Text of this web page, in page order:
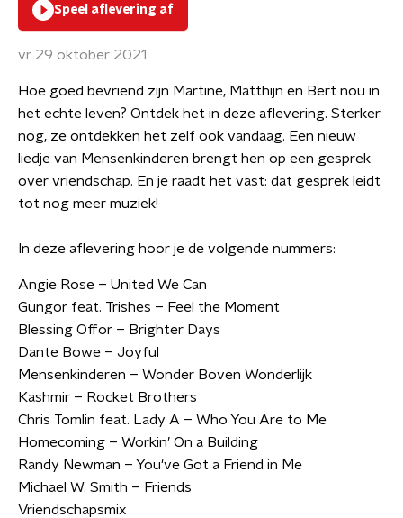
Speel aflevering af
vr 29 oktober 2021
Hoe goed bevriend zijn Martine, Matthijn en Bert nou in
het echte leven? Ontdek het in deze aflevering. Sterker
nog, ze ontdekken het zelf ook vandaag. Een nieuw
liedje van Mensenkinderen brengt hen op een gesprek
over vriendschap. En je raadt het vast: dat gesprek leidt
tot nog meer muziek!
In deze aflevering hoor je de volgende nummers:
Angie Rose – United We Can
Gungor feat. Trishes – Feel the Moment
Blessing Offor – Brighter Days
Dante Bowe – Joyful
Mensenkinderen – Wonder Boven Wonderlijk
Kashmir – Rocket Brothers
Chris Tomlin feat. Lady A – Who You Are to Me
Homecoming – Workin’ On a Building
Randy Newman – You've Got a Friend in Me
Michael W. Smith – Friends
Vriendschapsmix